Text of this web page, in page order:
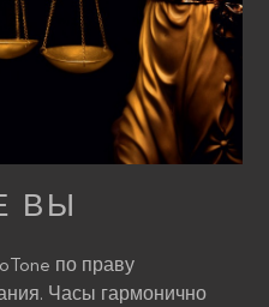
ВЫ
по праву
Часы гармонично